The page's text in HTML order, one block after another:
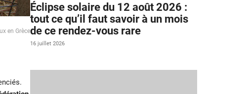
en Grèce
Éclipse solaire du 12 août 2026 :
tout ce qu’il faut savoir à un mois
de ce rendez-vous rare
16 juillet 2026